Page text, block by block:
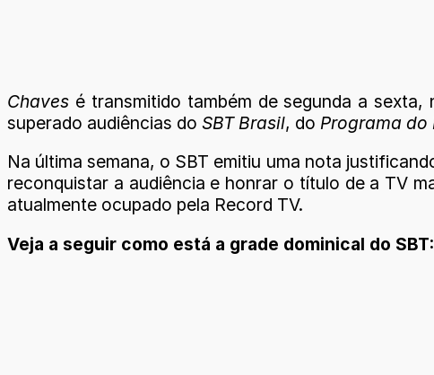
Chaves é transmitido também de segunda a
superado audiências do SBT Brasil, do Programa do
Na última semana, o SBT emitiu uma nota
reconquistar a audiência e honrar o título de a TV
atualmente ocupado pela Record TV.
Veja a seguir como está a grade dominical do SBT: